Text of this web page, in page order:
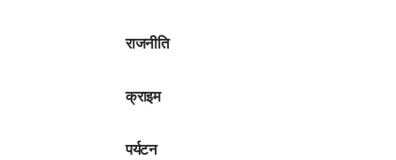
राजनीति
क्राइम
पर्यटन